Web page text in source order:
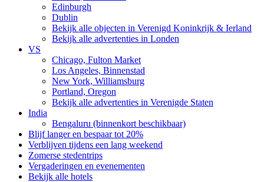
Edinburgh
Dublin
Bekijk alle objecten in Verenigd Koninkrijk & Ierland
Bekijk alle advertenties in Londen
VS
Chicago, Fulton Market
Los Angeles, Binnenstad
New York, Williamsburg
Portland, Oregon
Bekijk alle advertenties in Verenigde Staten
India
Bengaluru (binnenkort beschikbaar)
Blijf langer en bespaar tot 20%
Verblijven tijdens een lang weekend
Zomerse stedentrips
Vergaderingen en evenementen
Bekijk alle hotels